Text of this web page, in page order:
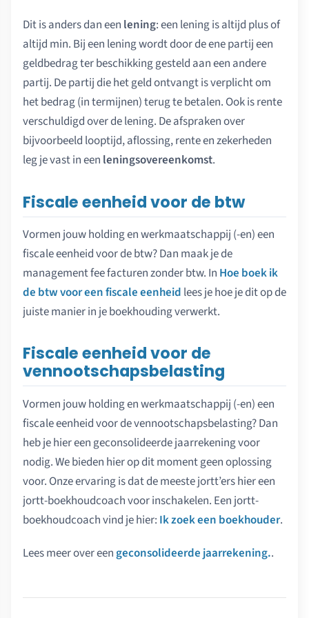
Dit is anders dan een lening: een lening is altijd plus of
altijd min. Bij een lening wordt door de ene partij een
geldbedrag ter beschikking gesteld aan een andere
partij. De partij die het geld ontvangt is verplicht om
het bedrag (in termijnen) terug te betalen. Ook is rente
verschuldigd over de lening. De afspraken over
bijvoorbeeld looptijd, aflossing, rente en zekerheden
leg je vast in een leningsovereenkomst.
Fiscale eenheid voor de btw
Vormen jouw holding en werkmaatschappij (-en) een
fiscale eenheid voor de btw? Dan maak je de
management fee facturen zonder btw. In Hoe boek ik
de btw voor een fiscale eenheid lees je hoe je dit op de
juiste manier in je boekhouding verwerkt.
Fiscale eenheid voor de
vennootschapsbelasting
Vormen jouw holding en werkmaatschappij (-en) een
fiscale eenheid voor de vennootschapsbelasting? Dan
heb je hier een geconsolideerde jaarrekening voor
nodig. We bieden hier op dit moment geen oplossing
voor. Onze ervaring is dat de meeste jortt’ers hier een
jortt-boekhoudcoach voor inschakelen. Een jortt-
boekhoudcoach vind je hier: Ik zoek een boekhouder.
Lees meer over een geconsolideerde jaarrekening..